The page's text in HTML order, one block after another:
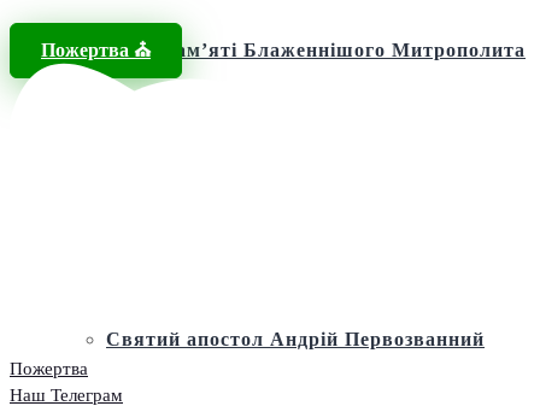
Фонд пам’яті Блаженнішого Митрополита
Святий апостол Андрій Первозванний
Пожертва ⛪️
Пожертва
Наш Телеграм